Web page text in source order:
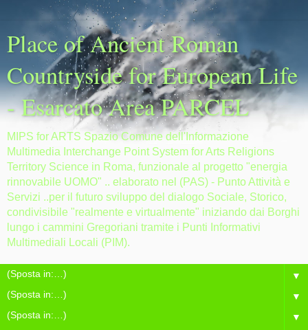
Place of Ancient Roman
Countryside for European Life
- Esarcato Area PARCEL
MIPS for ARTS Spazio Comune dell'Informazione
Multimedia Interchange Point System for Arts Religions
Territory Science in Roma, funzionale al progetto "energia
rinnovabile UOMO" .. elaborato nel (PAS) - Punto Attività e
Servizi ..per il futuro sviluppo del dialogo Sociale, Storico,
condivisibile "realmente e virtualmente" iniziando dai Borghi
lungo i cammini Gregoriani tramite i Punti Informativi
Multimediali Locali (PIM).
▼
▼
▼